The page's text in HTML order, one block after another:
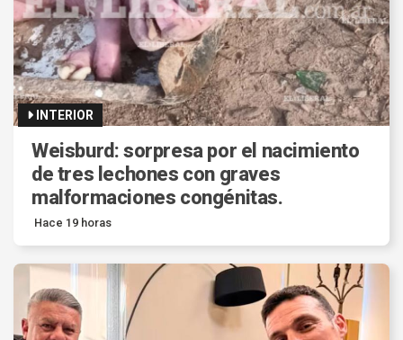
INTERIOR
Weisburd: sorpresa por el nacimiento
de tres lechones con graves
malformaciones congénitas.
Hace 19 horas